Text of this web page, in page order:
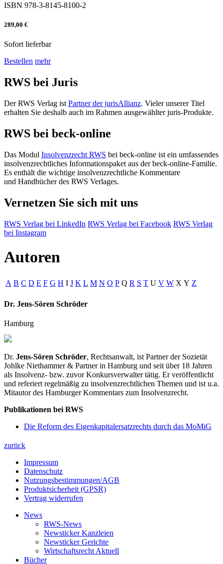
ISBN 978-3-8145-8100-2
289,00 €
Sofort lieferbar
Bestellen mehr
RWS bei Juris
Der RWS Verlag ist Partner der jurisAllianz. Vieler unserer Titel
erhalten Sie deshalb auch im Rahmen ausgewählter juris-Produkte.
RWS bei beck-online
Das Modul Insolvenzrecht RWS bei beck-online ist ein umfassendes
insolvenzrechtliches Informationspaket aus der beck-online-Familie.
Es enthält die wichtige insolvenzrechtliche Kommentare
und Handbücher des RWS Verlages.
Vernetzen Sie sich mit uns
RWS Verlag bei LinkedIn RWS Verlag bei Facebook RWS Verlag
bei Instagram
Autoren
A B C D E F G H I J K L M N O P Q R S T U V W X Y Z
Dr. Jens-Sören Schröder
Hamburg
Dr. Jens-Sören Schröder, Rechtsanwalt, ist Partner der Sozietät
Johlke Niethammer & Partner in Hamburg und seit über 18 Jahren
als Insolvenz- bzw. zuvor Konkursverwalter tätig. Er veröffentlicht
und referiert regelmäßig zu insolvenzrechtlichen Themen und ist u.a.
Mitautor des Hamburger Kommentars zum Insolvenzrecht.
Publikationen bei RWS
Die Reform des Eigenkapitalersatzrechts durch das MoMiG
zurück
Impressum
Datenschutz
Nutzungsbestimmungen/AGB
Produktsicherheit (GPSR)
Vertrag widerrufen
News
RWS-News
Newsticker Kanzleien
Newsticker Gerichte
Wirtschaftsrecht Aktuell
Bücher